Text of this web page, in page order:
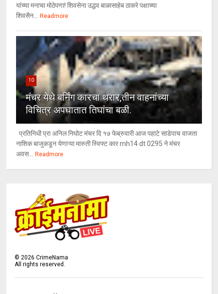
यांच्या मनाचा मोठेपणा! शिवसेना उद्धव बाळासाहेब ठाकरे पक्षाच्या
शिवसैन... Readmore
10
मंचर येथे बर्निंग कारचा थरार,तीन वाहनांच्या
विचित्र अपघातात तिघांचा बळी.
प्रतिनिधी प्रा अनिल निघोट मंचर दि १७ फेब्रुवारी आज पहाटे साडेपाच वाजता
नाशिक बाजुकडून येणाऱ्या मारुती स्विफ्ट कार mh14 dt 0295 ने मंचर
अवस... Readmore
©2026 CrimeNama
All rights reserved.